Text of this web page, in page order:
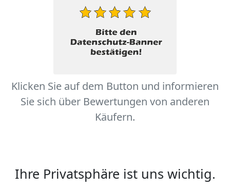
Klicken Sie auf dem Button und informieren
Sie sich über Bewertungen von anderen
Käufern.
Ihre Privatsphäre ist uns wichtig.